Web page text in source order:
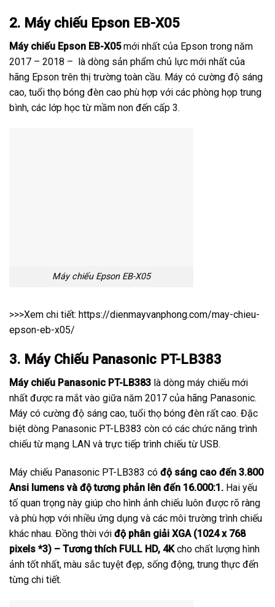
2. Máy chiếu Epson EB-X05
Máy chiếu Epson EB-X05mới nhất của Epson trong năm
2017 – 2018 – là dòng sản phẩm chủ lực mới nhất của
hãng Epson trên thị trường toàn cầu. Máy có cường độ sáng
cao, tuổi thọ bóng đèn cao phù hợp với các phòng họp trung
bình, các lớp học từ mầm non đến cấp 3.
Máy chiếu Epson EB-X05
>>>Xem chi tiết: https://dienmayvanphong.com/may-chieu-
epson-eb-x05/
3. Máy Chiếu Panasonic PT-LB383
Máy chiếu Panasonic PT-LB383 là dòng máy chiếu mới
nhất được ra mắt vào giữa năm 2017 của hãng Panasonic.
Máy có cường độ sáng cao, tuổi thọ bóng đèn rất cao. Đặc
biệt dòng Panasonic PT-LB383 còn có các chức năng trình
chiếu từ mạng LAN và trực tiếp trình chiếu từ USB.
Máy chiếu Panasonic PT-LB383 có độ sáng cao đến 3.800
Ansi lumens và độ tương phản lên đến 16.000:1. Hai yếu
tố quan trọng này giúp cho hình ảnh chiếu luôn được rõ ràng
và phù hợp với nhiều ứng dụng và các môi trường trình chiếu
khác nhau. Đồng thời với độ phân giải XGA (1024 x 768
pixels *3) – Tương thích FULL HD, 4Kcho chất lượng hình
ảnh tốt nhất, màu sắc tuyệt đẹp, sống động, trung thực đến
từng chi tiết.